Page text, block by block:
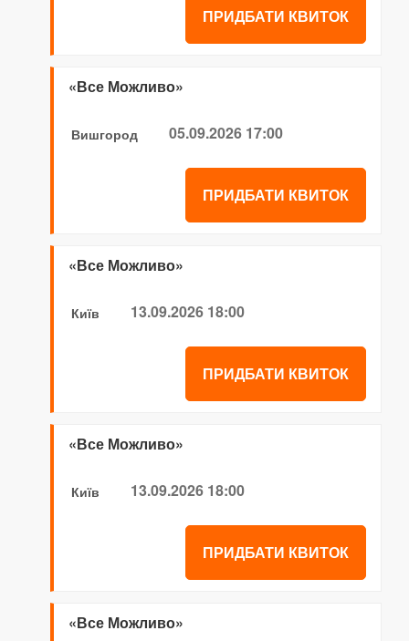
ПРИДБАТИ КВИТОК
«Все Можливо»
Вишгород 05.09.2026 17:00
ПРИДБАТИ КВИТОК
«Все Можливо»
Київ 13.09.2026 18:00
ПРИДБАТИ КВИТОК
«Все Можливо»
Київ 13.09.2026 18:00
ПРИДБАТИ КВИТОК
«Все Можливо»